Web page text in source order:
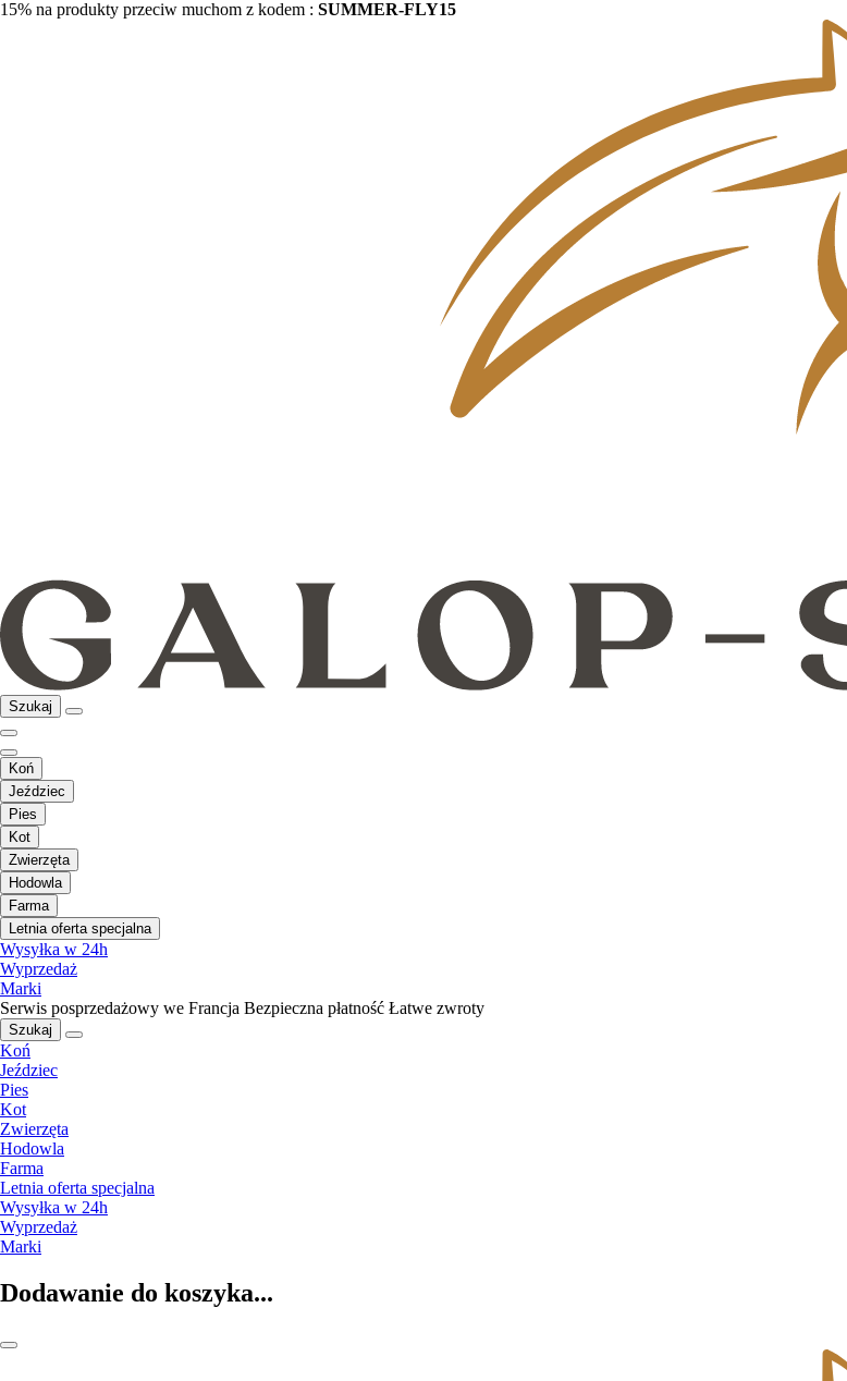
15% na produkty przeciw muchom z kodem : SUMMER-FLY15
Szukaj
Koń
Jeździec
Pies
Kot
Zwierzęta
Hodowla
Farma
Letnia oferta specjalna
Wysyłka w 24h
Wyprzedaż
Marki
Serwis posprzedażowy we Francja Bezpieczna płatność Łatwe zwroty
Szukaj
Koń
Jeździec
Pies
Kot
Zwierzęta
Hodowla
Farma
Letnia oferta specjalna
Wysyłka w 24h
Wyprzedaż
Marki
Dodawanie do koszyka...